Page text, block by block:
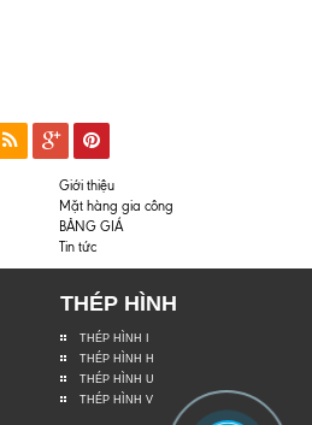
Giới thiệu
Mặt hàng gia công
BẢNG GIÁ
Tin tức
THÉP HÌNH
THÉP HÌNH I
THÉP HÌNH H
THÉP HÌNH U
THÉP HÌNH V